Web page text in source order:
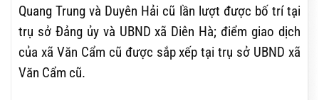
Quang Trung và Duyên Hải cũ lần lượt được bố trí tại
trụ sở Đảng ủy và UBND xã Diên Hà; điểm giao dịch
của xã Văn Cẩm cũ được sắp xếp tại trụ sở UBND xã
Văn Cẩm cũ.